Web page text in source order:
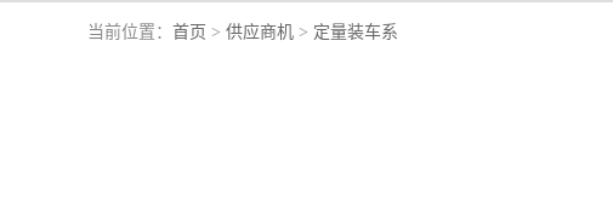
当前位置： 首页 > 供应商机 > 定量装车系